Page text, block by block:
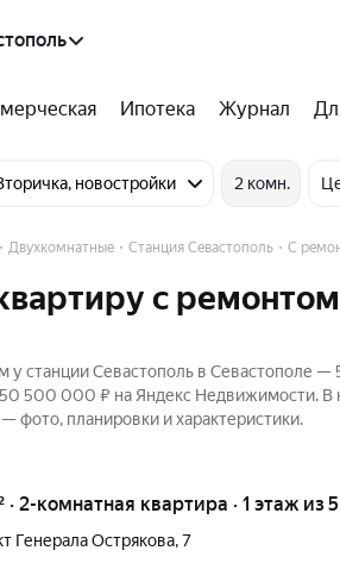
Ипотека Журнал
новостройки 2 комн.
Двухкомнатные Станция Севастополь С
с
станции Севастополь в Севастополе —
500 000 ₽ на Яндекс Недвижимости.
фото, планировки и характеристики.
· 2-комнатная квартира · 1 этаж из 5
Генерала Острякова,7